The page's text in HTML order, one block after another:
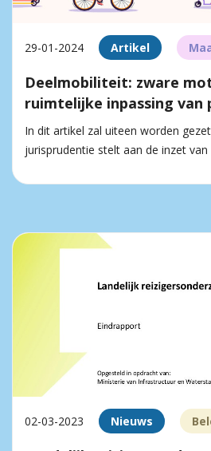
29-01-2024 Artikel
Deelmobiliteit: zware
ruimtelijke inpassing van
In dit artikel zal uiteen worden
jurisprudentie stelt aan de inzet
02-03-2023 Nieuws